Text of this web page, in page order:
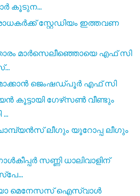
കൂടുന...
സ്റ്റേഡിയം ഇത്തവണ
മാർസെലീഞ്ഞൊയെ എഫ് സി
ജെംഷഡ്പൂർ എഫ് സി
കൂട്ടായി ഗേഴ്‌സൺ വീണ്ടും
ലീഗും യൂറോപ്പ ലീഗും
സണ്ണി ധാലിവാളിന്
മെനേസസ് ഐസ്വാൾ